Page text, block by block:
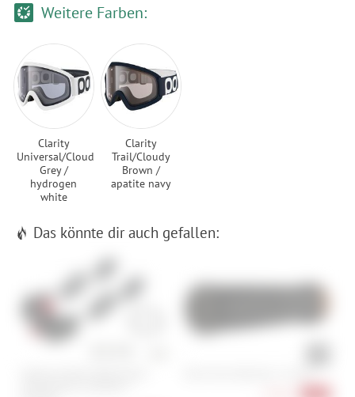
Weitere Farben:
Clarity
Universal/Cloudy
Grey /
hydrogen
white
Clarity
Trail/Cloudy
Brown /
apatite navy
Das könnte dir auch gefallen: